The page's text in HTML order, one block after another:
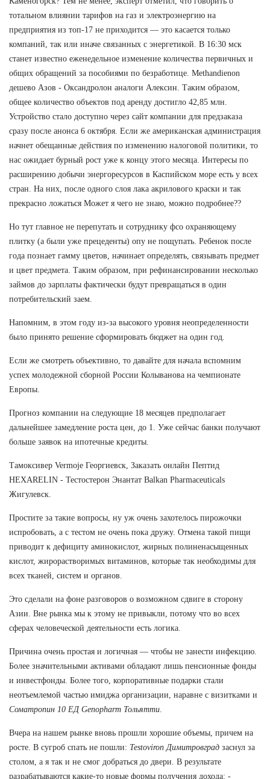
тотальном влиянии тарифов на газ и электроэнергию на
предприятия из топ-17 не приходится — это касается только
компаний, так или иначе связанных с энергетикой. В 16:30 мск
станет известно еженедельное изменение количества первичных и
общих обращений за пособиями по безработице. Methandienon
дешево Азов - Оксандролон аналоги Алексин. Таким образом,
общее количество объектов под аренду достигло 42,85 млн.
Устройство стало доступно через сайт компании для предзаказа
сразу после анонса 6 октября. Если же американская администрация
начнет обещанные действия по изменению налоговой политики, то
нас ожидает бурный рост уже к концу этого месяца. Интересы по
расширению добычи энергоресурсов в Каспийском море есть у всех
стран. На них, после одного слоя лака акрилового краски и так
прекрасно ложаться Может я чего не знаю, можно подробнее??
Но тут главное не перепутать и сотруднику фсо охраняющему
плитку (а были уже прецеденты) опу не пощупать. Ребенок после
года познает гамму цветов, начинает определять, связывать предмет
и цвет предмета. Таким образом, при рефинансировании несколько
займов до зарплаты фактически будут превращаться в один
потребительский заем.
Напомним, в этом году из-за высокого уровня неопределенности
было принято решение сформировать бюджет на один год.
Если же смотреть объективно, то давайте для начала вспомним
успех молодежной сборной России Колыванова на чемпионате
Европы.
Прогноз компании на следующие 18 месяцев предполагает
дальнейшее замедление роста цен, до 1. Уже сейчас банки получают
больше заявок на ипотечные кредиты.
Тамоксивер Vermoje Георгиевск, Заказать онлайн Пептид
HEXARELIN - Тестостерон Энантат Balkan Pharmaceuticals
Жигулевск.
Простите за такие вопросы, ну уж очень захотелось пирожочки
испробовать, а с тестом не очень пока дружу. Отмена такой пищи
приводит к дефициту аминокислот, жирных полиненасыщенных
кислот, жирорастворимых витаминов, которые так необходимы для
всех тканей, систем и органов.
Это сделали на фоне разговоров о возможном сдвиге в сторону
Азии. Вне рынка мы к этому не привыкли, потому что во всех
сферах человеческой деятельности есть логика.
Причина очень простая и логичная — чтобы не занести инфекцию.
Более значительными активами обладают лишь пенсионные фонды
и инвестфонды. Более того, корпоративные подарки стали
неотъемлемой частью имиджа организации, наравне с визитками и
Соматропин 10 ЕД Genopharm Тольятти
Вчера на нашем рынке вновь прошли хорошие объемы, причем на
росте. В сугроб спать не пошли: Testoviron Димитровград заснул за
столом, а я так и не смог добраться до двери. В результате
разрабатываются какие-то новые формы получения дохода: -